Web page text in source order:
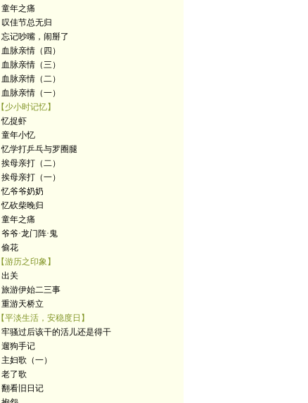
童年之痛
叹佳节总无归
忘记吵嘴，闹掰了
血脉亲情（四）
血脉亲情（三）
血脉亲情（二）
血脉亲情（一）
【少小时记忆】
忆捉虾
童年小忆
忆学打乒乓与罗圈腿
挨母亲打（二）
挨母亲打（一）
忆爷爷奶奶
忆砍柴晚归
童年之痛
爷爷·龙门阵·鬼
偷花
【游历之印象】
出关
旅游伊始二三事
重游天桥立
【平淡生活，安稳度日】
牢骚过后该干的活儿还是得干
遛狗手记
主妇歌（一）
老了歌
翻看旧日记